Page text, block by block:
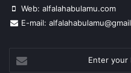
Web: alfalahabulamu.com
E-mail:
your